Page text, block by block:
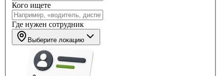
Кого ищете
Где нужен сотрудник
Выберите локацию